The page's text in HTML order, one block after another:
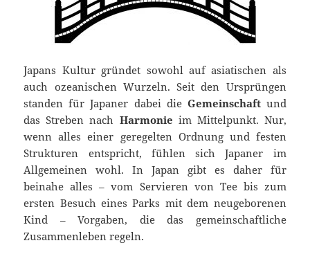
Japans Kultur gründet sowohl auf asiatischen als
auch ozeanischen Wurzeln. Seit den Ursprüngen
standen für Japaner dabei die Gemeinschaftund
das Streben nach Harmonie im Mittelpunkt. Nur,
wenn alles einer geregelten Ordnung und festen
Strukturen entspricht, fühlen sich Japaner im
Allgemeinen wohl. In Japan gibt es daher für
beinahe alles – vom Servieren von Tee bis zum
ersten Besuch eines Parks mit dem neugeborenen
Kind – Vorgaben, die das gemeinschaftliche
Zusammenleben regeln.